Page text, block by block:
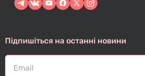
Підпишіться на останні новини